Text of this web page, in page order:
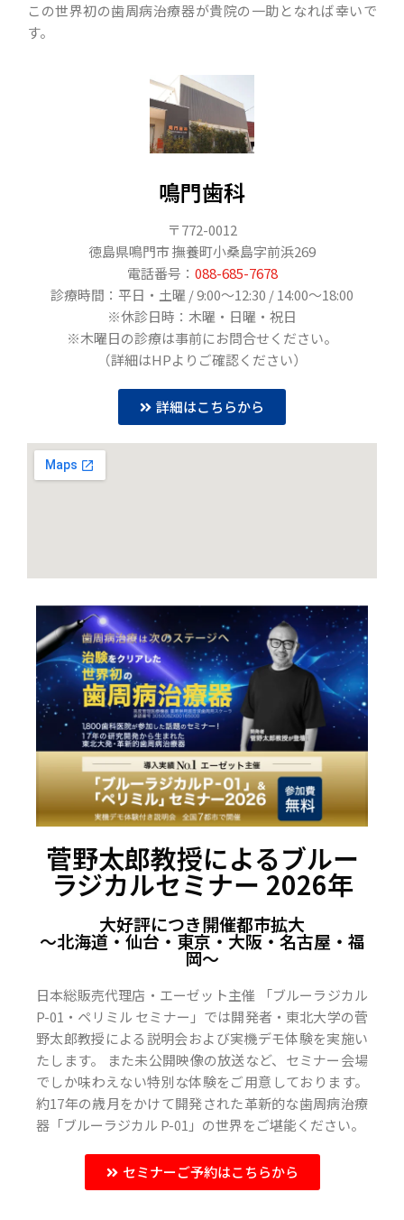
この世界初の歯周病治療器が貴院の一助となれば幸いで
す。
鳴門歯科
〒772-0012
徳島県鳴門市 撫養町小桑島字前浜269
電話番号： 088-685-7678
診療時間：平日・土曜 / 9:00〜12:30 / 14:00～18:00
※休診日時：木曜・日曜・祝日
※木曜日の診療は事前にお問合せください。
（詳細はHPよりご確認ください）
詳細はこちらから
菅野太郎教授によるブルー
ラジカルセミナー 2026年
大好評につき開催都市拡大
〜北海道・仙台・東京・大阪・名古屋・福
岡〜
日本総販売代理店・エーゼット主催 「ブルーラジカル
P-01・ペリミル セミナー」では開発者・東北大学の菅
野太郎教授による説明会および実機デモ体験を実施い
たします。 また未公開映像の放送など、セミナー会場
でしか味わえない特別な体験をご用意しております。
約17年の歳月をかけて開発された革新的な歯周病治療
器「ブルーラジカル P-01」の世界をご堪能ください。
セミナーご予約はこちらから